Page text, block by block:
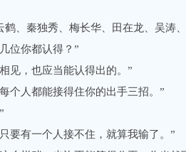
秦独秀、梅长华、田在龙、吴涛
位你都认得？”
，也应当能认得出的。”
人都能接得住你的出手三招。”
有一个人接不住，就算我输了。”